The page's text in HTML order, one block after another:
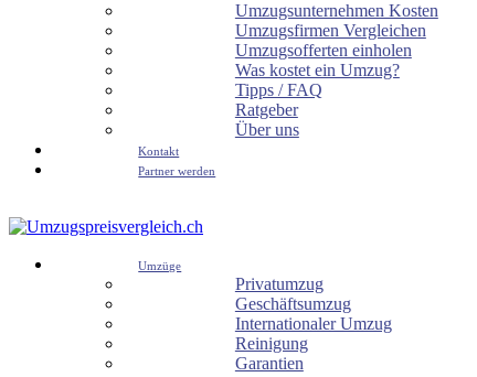
Umzugsunternehmen Kosten
Umzugsfirmen Vergleichen
Umzugsofferten einholen
Was kostet ein Umzug?
Tipps / FAQ
Ratgeber
Über uns
Kontakt
Partner werden
Umzüge
Privatumzug
Geschäftsumzug
Internationaler Umzug
Reinigung
Garantien